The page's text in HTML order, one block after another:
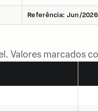
Referência: Jun/2026
Valores marcados